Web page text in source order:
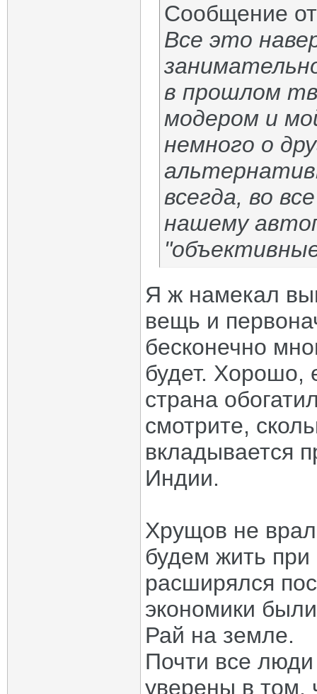
Сообщение
Все это
в прошлом
модером и
немного о
всегда, во
нашему
Я ж намекал
вещь и
бесконечно
будет. Хорошо,
страна
смотрите,
вкладывается
Индии.
Хрущов не
будем жить
расширялся
экономики
Рай на земле.
Почти все
уверены в том,